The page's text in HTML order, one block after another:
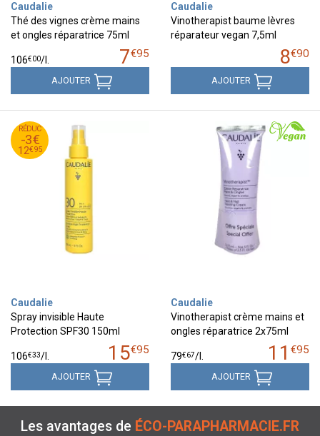
Caudalie
Thé des vignes crème mains
et ongles réparatrice 75ml
7€95
106€00/
AJOUTER
Caudalie
Vinotherapist baume lèvres
réparateur vegan 7,5ml
8€90
AJOUTER
RÉDUC
-3€
12€95
15
€
95
12
€
95
Caudalie
Spray invisible Haute
Protection SPF30 150ml
15€95
106€33/
AJOUTER
Caudalie
Vinotherapist crème mains et
ongles réparatrice 2x75ml
11 €95
79€67/
AJOUTER
Les avantages de ÉCO-PARAPHARMACIE.FR